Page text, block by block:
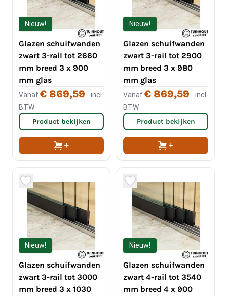
Nieuw!
Glazen schuifwanden
zwart 3-rail tot 2660
mm breed 3 x 900
mm glas
Vanaf€ 869,59
incl.
BTW
Product bekijken
Nieuw!
Glazen schuifwanden
zwart 3-rail tot 2900
mm breed 3 x 980
mm glas
Vanaf€ 869,59
incl.
BTW
Product bekijken
Nieuw!
Glazen schuifwanden
zwart 3-rail tot 3000
mm breed 3 x 1030
Nieuw!
Glazen schuifwanden
zwart 4-rail tot 3540
mm breed 4 x 900